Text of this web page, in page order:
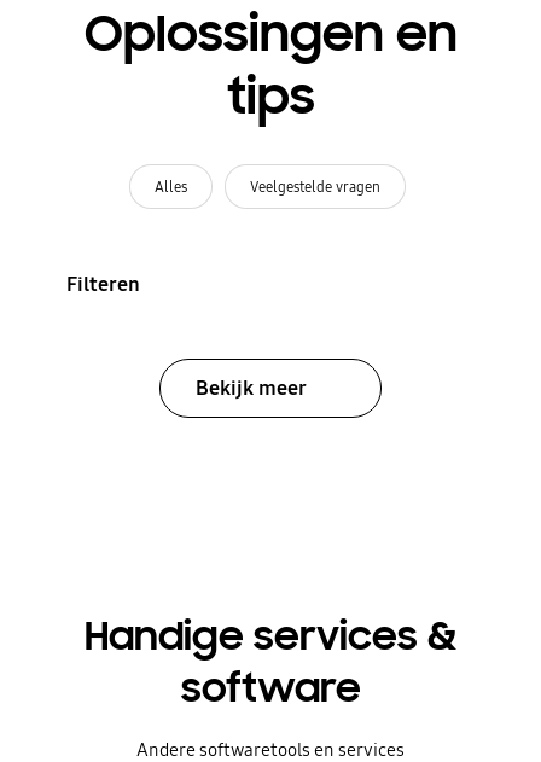
Oplossingen en
tips
Alles Veelgestelde vragen
Filteren
Bekijk meer
Handige services &
software
Andere softwaretools en services